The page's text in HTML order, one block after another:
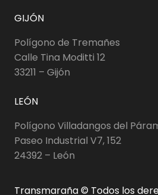
GIJÓN
Polígono de Tremañes
Calle Tina Moditti 12
33211 – Gijón
LEÓN
Polígono Villadangos del
Paseo Industrial V7, 152
24392 – León
Transmaraña © Todos los